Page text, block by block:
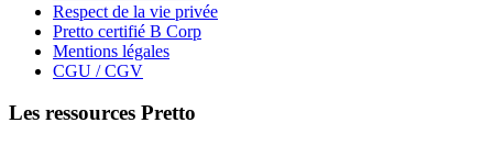
Respect de la vie privée
Pretto certifié B Corp
Mentions légales
CGU / CGV
Les ressources Pretto